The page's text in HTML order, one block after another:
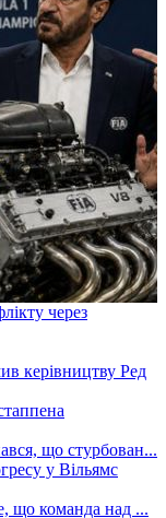
через
у Вільямс